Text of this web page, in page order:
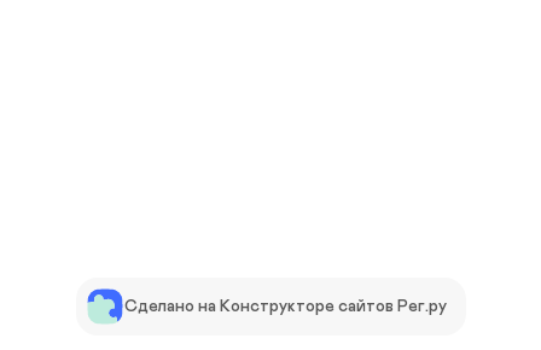
Сделано на Конструкторе сайтов Рег.ру